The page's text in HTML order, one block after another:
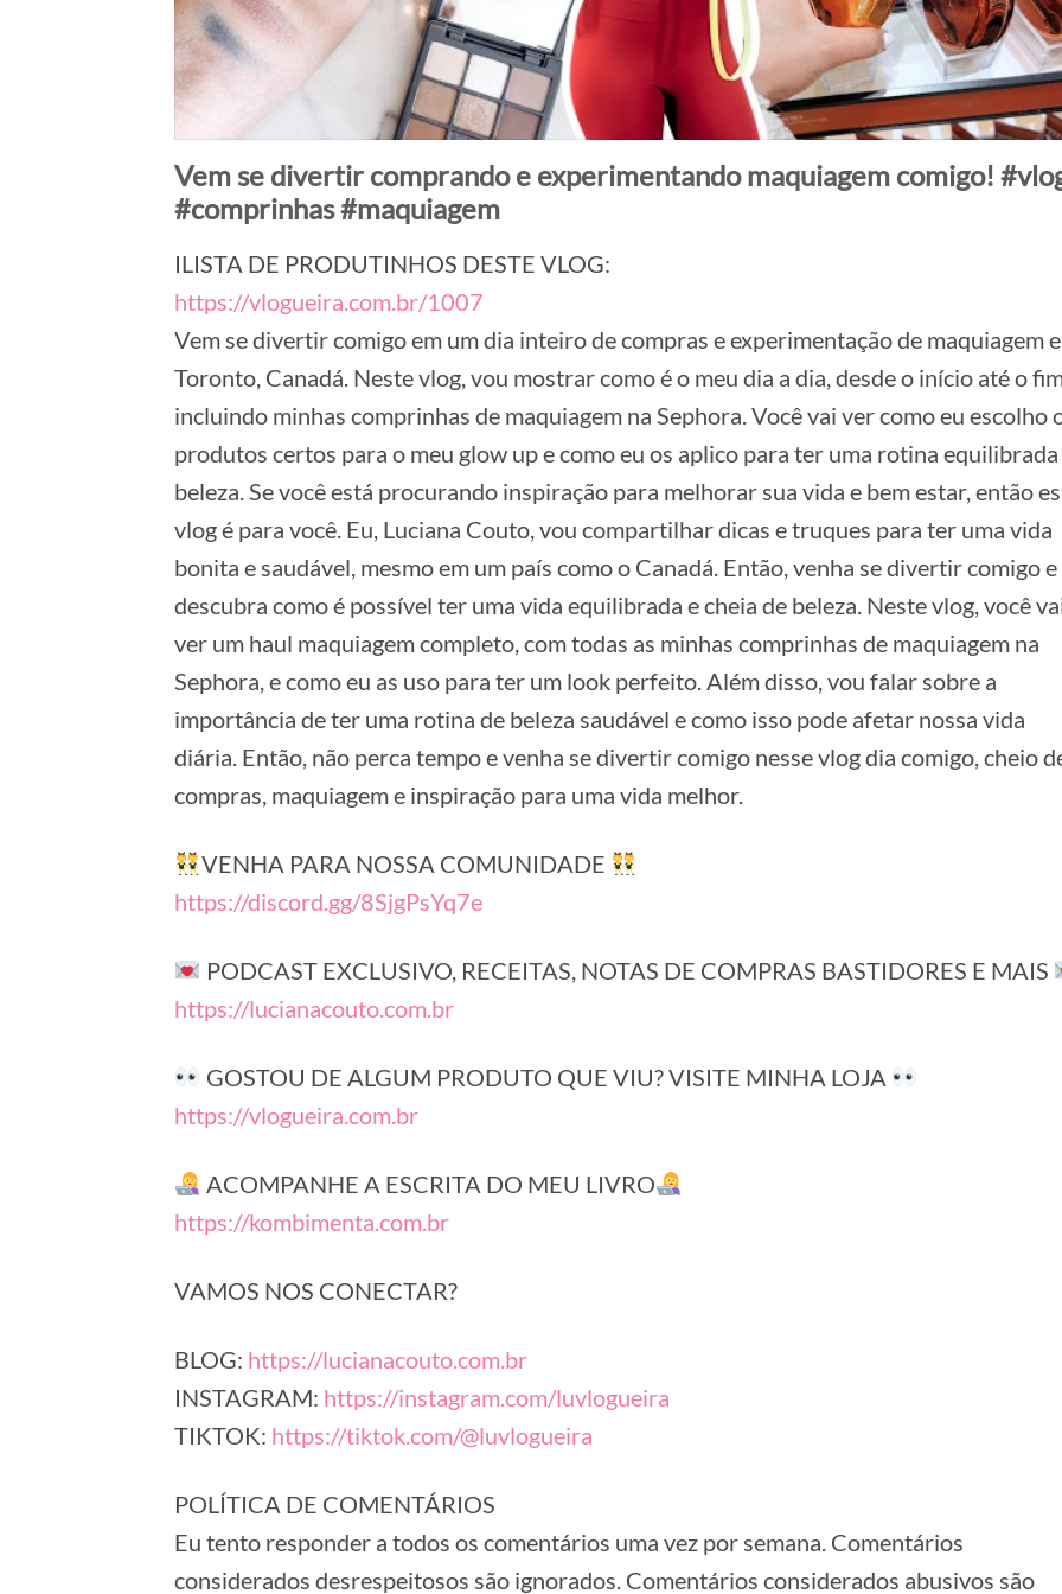
Vem se divertir comprando e experimentando maquiagem comigo!
#comprinhas #maquiagem
ILISTA DE PRODUTINHOS DESTE VLOG:
https://vlogueira.com.br/1007
Vem se divertir comigo em um dia inteiro de compras e experimentação de maquiagem
Toronto, Canadá. Neste vlog, vou mostrar como é o meu dia a dia, desde o início até o
incluindo minhas comprinhas de maquiagem na Sephora. Você vai ver como eu escolho
produtos certos para o meu glow up e como eu os aplico para ter uma rotina equilibrada
beleza. Se você está procurando inspiração para melhorar sua vida e bem estar, então
vlog é para você. Eu, Luciana Couto, vou compartilhar dicas e truques para ter uma vida
bonita e saudável, mesmo em um país como o Canadá. Então, venha se divertir comigo e
descubra como é possível ter uma vida equilibrada e cheia de beleza. Neste vlog, você
ver um haul maquiagem completo, com todas as minhas comprinhas de maquiagem na
Sephora, e como eu as uso para ter um look perfeito. Além disso, vou falar sobre a
importância de ter uma rotina de beleza saudável e como isso pode afetar nossa vida
diária. Então, não perca tempo e venha se divertir comigo nesse vlog dia comigo, cheio
compras, maquiagem e inspiração para uma vida melhor.
VENHA PARA NOSSA COMUNIDADE
https://discord.gg/8SjgPsYq7e
PODCAST EXCLUSIVO, RECEITAS, NOTAS DE COMPRAS BASTIDORES E MAIS
https://lucianacouto.com.br
GOSTOU DE ALGUM PRODUTO QUE VIU? VISITE MINHA LOJA
https://vlogueira.com.br
ACOMPANHE A ESCRITA DO MEU LIVRO
https://kombimenta.com.br
VAMOS NOS CONECTAR?
BLOG: https://lucianacouto.com.br
INSTAGRAM: https://instagram.com/luvlogueira
TIKTOK: https://tiktok.com/@luvlogueira
POLÍTICA DE COMENTÁRIOS
Eu tento responder a todos os comentários uma vez por semana. Comentários
considerados desrespeitosos são ignorados. Comentários considerados abusivos são